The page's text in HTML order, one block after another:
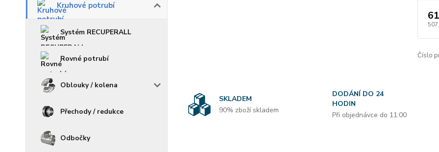
Kruhové potrubí
Systém RECUPERALL
Rovné potrubí
Oblouky / kolena
Přechody / redukce
Odbočky
Číslo
SKLADEM
90% zboží skladem
DODÁNÍ DO 24
HODIN
Při objednávce do 11:00